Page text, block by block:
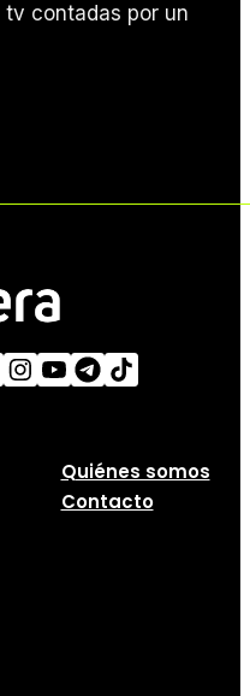
contadas por un
Quiénes somos
Contacto